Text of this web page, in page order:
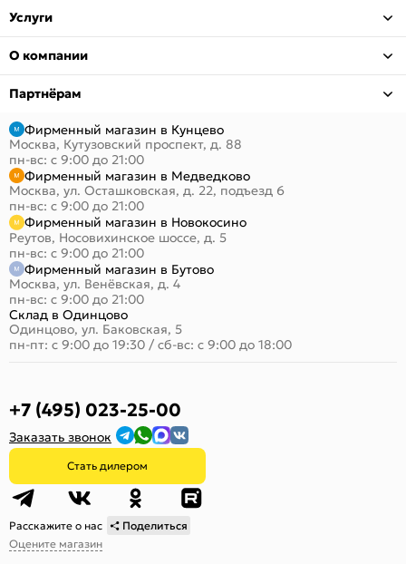
Услуги
О компании
Партнёрам
Фирменный магазин в Кунцево
Москва, Кутузовский проспект, д. 88
пн-вс: с 9:00 до 21:00
Фирменный магазин в Медведково
Москва, ул. Осташковская, д. 22, подъезд 6
пн-вс: с 9:00 до 21:00
Фирменный магазин в Новокосино
Реутов, Носовихинское шоссе, д. 5
пн-вс: с 9:00 до 21:00
Фирменный магазин в Бутово
Москва, ул. Венёвская, д. 4
пн-вс: с 9:00 до 21:00
Склад в Одинцово
Одинцово, ул. Баковская, 5
пн-пт: с 9:00 до 19:30 / сб-вс: с 9:00 до 18:00
+7 (495) 023-25-00
Заказать звонок
Стать дилером
Расскажите о нас
Поделиться
Оцените магазин